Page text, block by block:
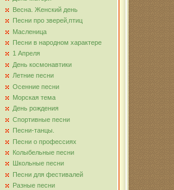
Весна. Женский день
Песни про зверей,птиц
Масленица
Песни в народном характере
1 Апреля
День космонавтики
Летние песни
Осенние песни
Морская тема
День рождения
Спортивные песни
Песни-танцы.
Песни о профессиях
Колыбельные песни
Школьные песни
Песни для фестивалей
Разные песни